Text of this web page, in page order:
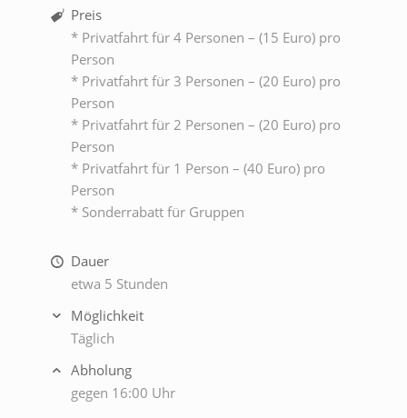
Preis
* Privatfahrt für 4 Personen – (15 Euro) pro
Person
* Privatfahrt für 3 Personen – (20 Euro) pro
Person
* Privatfahrt für 2 Personen – (20 Euro) pro
Person
* Privatfahrt für 1 Person – (40 Euro) pro
Person
* Sonderrabatt für Gruppen
Dauer
etwa 5 Stunden
Möglichkeit
Täglich
Abholung
gegen 16:00 Uhr